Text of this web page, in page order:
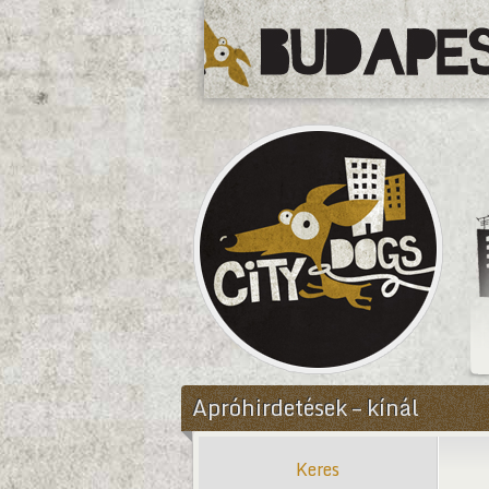
CityDogs
Apróhirdetések – kínál
Keres